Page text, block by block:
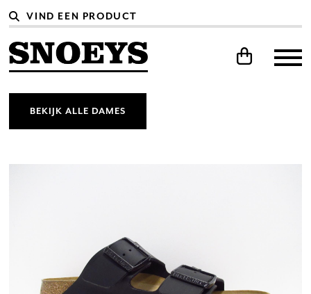
BEKIJK ALLE DAMES